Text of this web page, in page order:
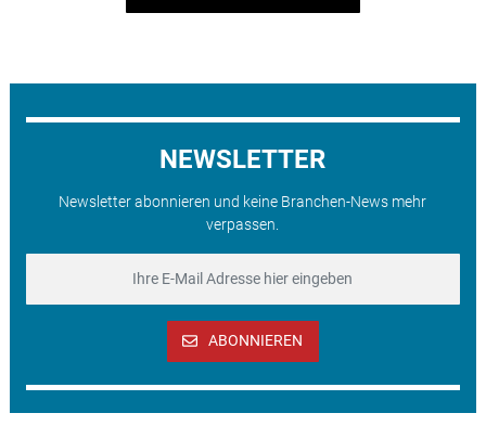
NEWSLETTER
Newsletter abonnieren und keine Branchen-News mehr
verpassen.
ABONNIEREN